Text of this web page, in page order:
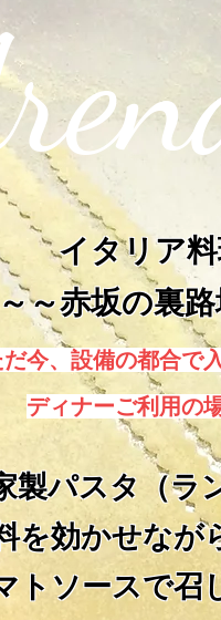
イタリア
～赤坂の裏路
だ今、設備の都合で
ディナーご利用の
製パスタ（ラ
を効かせなが
トソースで